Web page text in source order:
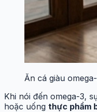
Ăn cá giàu
Khi nói đến omega-3,
hoặc uống thực phẩm